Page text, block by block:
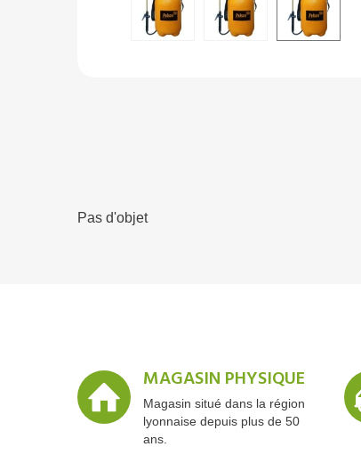
Pas d'objet
MAGASIN PHYSIQUE
Magasin situé dans la région
lyonnaise depuis plus de 50
ans.